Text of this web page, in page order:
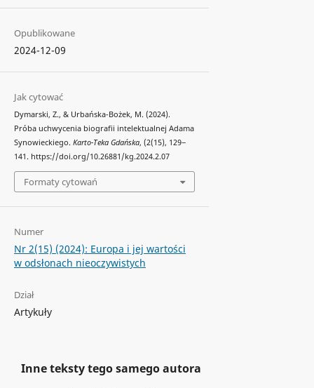
Opublikowane
2024-12-09
Jak cytować
Dymarski, Z., & Urbańska-Bożek, M. (2024).
Próba uchwycenia biografii intelektualnej Adama
Synowieckiego. Karto-Teka Gdańska, (2(15), 129‒
141. https://doi.org/10.26881/kg.2024.2.07
Formaty cytowań
Numer
Nr 2(15) (2024): Europa i jej wartości
w odsłonach nieoczywistych
Dział
Artykuły
Inne teksty tego samego autora